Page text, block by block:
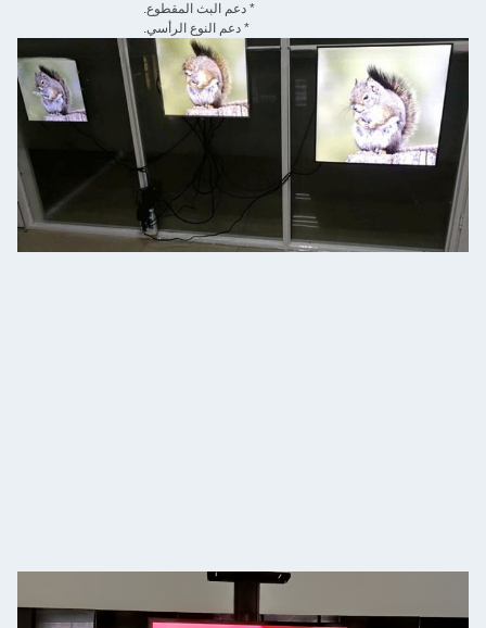
* دعم البث المقطوع.
* دعم النوع الرأسي.